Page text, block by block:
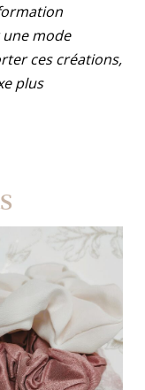
une mode
ces créations,
plus